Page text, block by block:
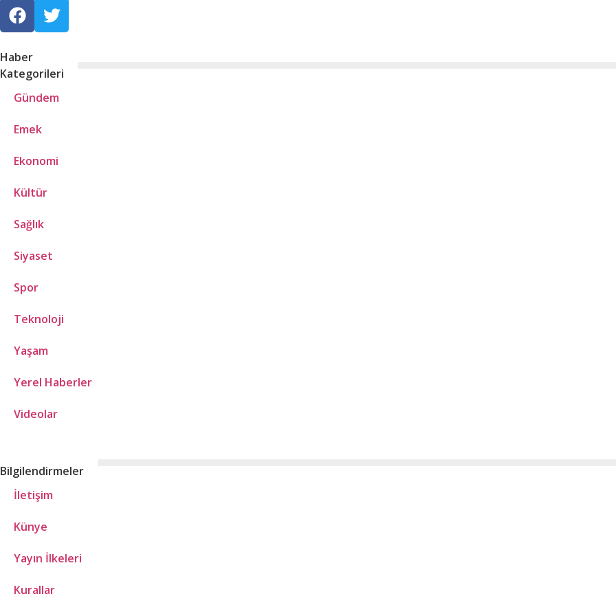
Haber
Kategorileri
Gündem
Emek
Ekonomi
Kültür
Sağlık
Siyaset
Spor
Teknoloji
Yaşam
Yerel Haberler
Videolar
Bilgilendirmeler
İletişim
Künye
Yayın İlkeleri
Kurallar